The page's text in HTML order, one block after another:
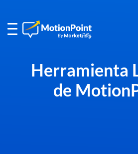
Herramienta
de